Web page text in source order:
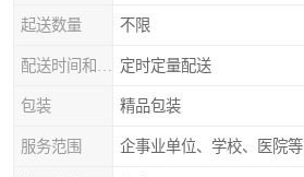
起送数量 不限
定时定量配送
包装 精品包装
服务范围 企事业单位、学校、医院等